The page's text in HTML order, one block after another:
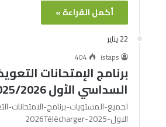
أكمل القراءة »
22 يناير
istaps
404
برنامج الإمتحانات
السداسي الأول 2025/2026
لجميع-المستويات-برنامج-
الاول-2025-2026Télécharger